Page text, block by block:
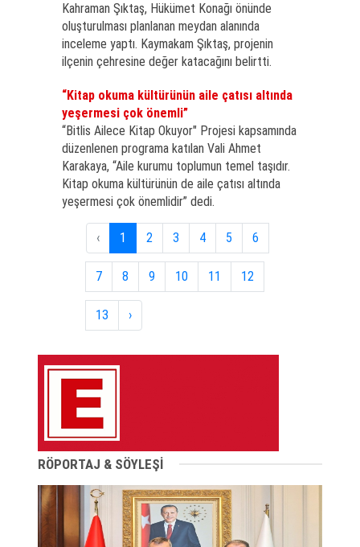
Kahraman Şıktaş, Hükümet Konağı önünde
oluşturulması planlanan meydan alanında
inceleme yaptı. Kaymakam Şıktaş, projenin
ilçenin çehresine değer katacağını belirtti.
“Kitap okuma kültürünün aile çatısı altında
yeşermesi çok önemli”
“Bitlis Ailece Kitap Okuyor" Projesi kapsamında
düzenlenen programa katılan Vali Ahmet
Karakaya, “Aile kurumu toplumun temel taşıdır.
Kitap okuma kültürünün de aile çatısı altında
yeşermesi çok önemlidir” dedi.
‹ 1 2 3 4 5 6
7 8 9 10 11 12
13 ›
RÖPORTAJ & SÖYLEŞİ